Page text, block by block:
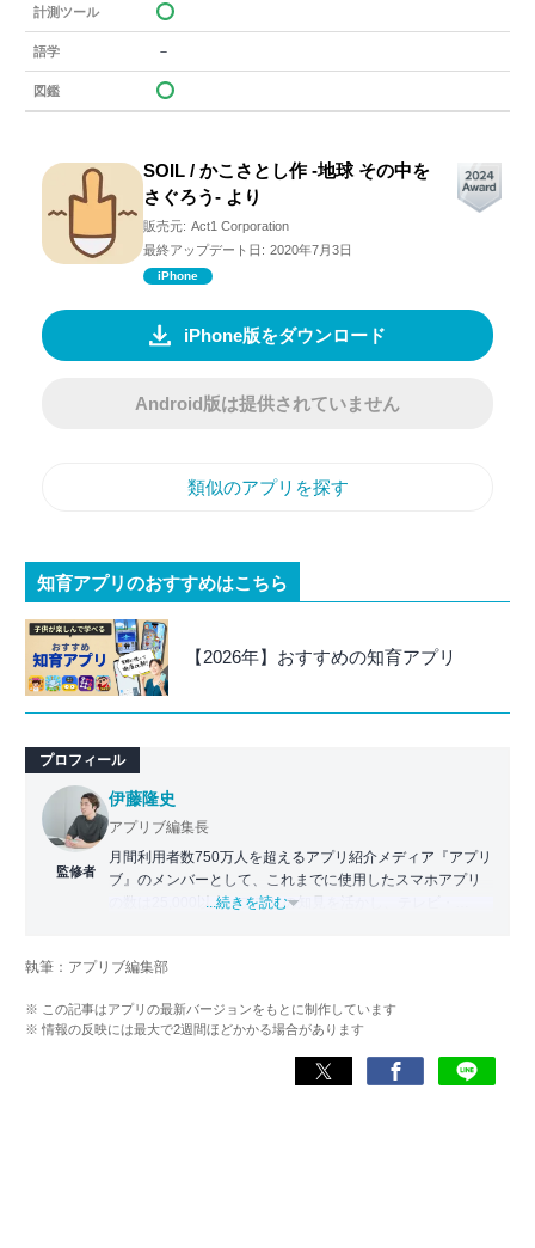
計測ツール
語学 －
図鑑
SOIL / かこさとし作 -地球 その中を
さぐろう- より
販売元: Act1 Corporation
最終アップデート日: 2020年7月3日
iPhone
iPhone版をダウンロード
Android版は提供されていません
類似のアプリを探す
知育アプリのおすすめはこちら
【2026年】おすすめの知育アプリ
プロフィール
監修者
伊藤隆史
アプリブ編集長
月間利用者数750万人を超えるアプリ紹介メディア『アプリ
ブ』のメンバーとして、これまでに使用したスマホアプリ
の数は25,000以上。アプリの知見を活かし、テレビ・
化アプリの紹介）、TBS『サタプラ』（スマホライフが変
スマホアプリ）他
...続きを読む
執筆：アプリブ編集部
※ この記事はアプリの最新バージョンをもとに制作しています
※ 情報の反映には最大で2週間ほどかかる場合があります